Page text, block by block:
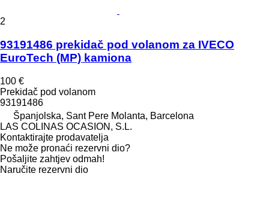
2
93191486 prekidač pod volanom za IVECO
EuroTech (MP) kamiona
100 €
Prekidač pod volanom
93191486
Španjolska, Sant Pere Molanta, Barcelona
LAS COLINAS OCASION, S.L.
Kontaktirajte prodavatelja
Ne može pronaći rezervni dio?
Pošaljite zahtjev odmah!
Naručite rezervni dio